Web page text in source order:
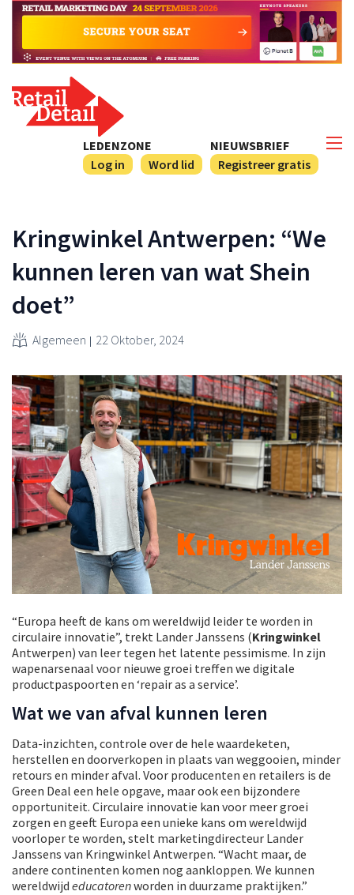
NIEUWSBRIEF
Registreer gratis
LEDENZONE
Log in
Word lid
Kringwinkel Antwerpen: “We
kunnen leren van wat Shein
doet”
Algemeen 22 Oktober, 2024
“Europa heeft de kans om wereldwijd leider te worden in
circulaire innovatie”, trekt Lander Janssens (Kringwinkel
Antwerpen) van leer tegen het latente pessimisme. In zijn
wapenarsenaal voor nieuwe groei treffen we digitale
productpaspoorten en ‘repair as a service’.
Wat we van afval kunnen leren
Data-inzichten, controle over de hele waardeketen,
herstellen en doorverkopen in plaats van weggooien, minder
retours en minder afval. Voor producenten en retailers is de
Green Deal een hele opgave, maar ook een bijzondere
opportuniteit. Circulaire innovatie kan voor meer groei
zorgen en geeft Europa een unieke kans om wereldwijd
voorloper te worden, stelt marketingdirecteur Lander
Janssens van Kringwinkel Antwerpen. “Wacht maar, de
andere continenten komen nog aankloppen. We kunnen
wereldwijd educatorenworden in duurzame praktijken.”